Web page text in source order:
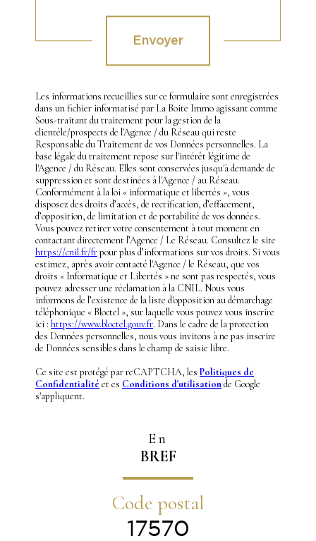
Envoyer
Les informations recueillies sur ce formulaire sont enregistrées
dans un fichier informatisé par La Boite Immo agissant comme
Sous-traitant du traitement pour la gestion de la
clientèle/prospects de l'Agence / du Réseau qui reste
Responsable du Traitement de vos Données personnelles. La
base légale du traitement repose sur l'intérêt légitime de
l'Agence / du Réseau. Elles sont conservées jusqu'à demande de
suppression et sont destinées à l'Agence / au Réseau.
Conformément à la loi « informatique et libertés », vous
disposez des droits d’accès, de rectification, d’effacement,
d’opposition, de limitation et de portabilité de vos données.
Vous pouvez retirer votre consentement à tout moment en
contactant directement l’Agence / Le Réseau. Consultez le site
https://cnil.fr/frpour plus d’informations sur vos droits. Si vous
estimez, après avoir contacté l'Agence / le Réseau, que vos
droits « Informatique et Libertés » ne sont pas respectés, vous
pouvez adresser une réclamation à la CNIL. Nous vous
informons de l’existence de la liste d'opposition au démarchage
téléphonique « Bloctel », sur laquelle vous pouvez vous inscrire
ici : https://www.bloctel.gouv.fr. Dans le cadre de la protection
des Données personnelles, nous vous invitons à ne pas inscrire
de Données sensibles dans le champ de saisie libre.
Ce site est protégé par reCAPTCHA, les Politiques de
Confidentialité et es Conditions d'utilisationde Google
s'appliquent.
En
BREF
Code postal
17570